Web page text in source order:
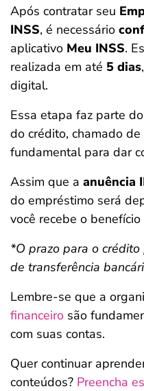
Após contratar seu
INSS, é necessário
aplicativo Meu INSS.
realizada em até 5 dias
digital.
Essa etapa faz parte
do crédito, chamado de
fundamental para dar
Assim que a anuência
do empréstimo será
você recebe o
*O prazo para o
de transferência
Lembre-se que a
financeiro são
com suas contas.
Quer continuar
conteúdos? Preencha